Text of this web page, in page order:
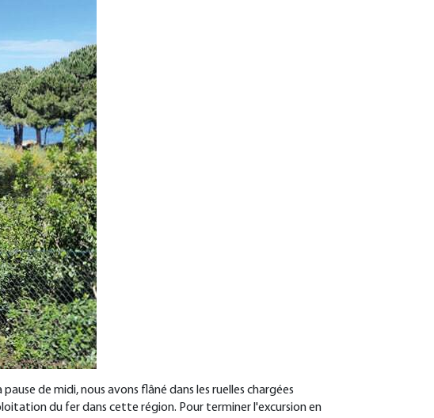
de midi, nous avons flâné dans les ruelles chargées
du fer dans cette région. Pour terminer l'excursion en